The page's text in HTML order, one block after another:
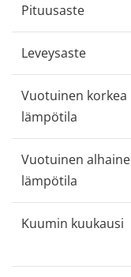
Pituusaste
Leveysaste
Vuotuinen korkea
lämpötila
Vuotuinen
lämpötila
Kuumin kuukausi